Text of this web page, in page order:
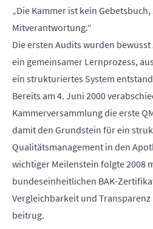
„Die Kammer ist kein
Mitverantwortung.“
Die ersten Audits wurden
ein gemeinsamer Lernprozess,
ein strukturiertes System
Bereits am 4. Juni 2000
Kammerversammlung die erste
damit den Grundstein für ein
Qualitätsmanagement in den
wichtiger Meilenstein folgte 2008
bundeseinheitlichen BAK-
Vergleichbarkeit und
beitrug.